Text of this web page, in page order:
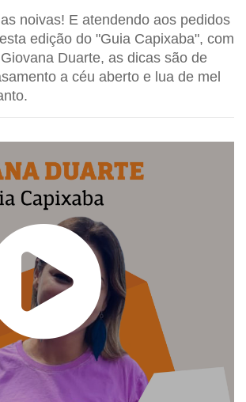
noivas! E atendendo aos pedidos
edição do "Guia Capixaba", com
Duarte, as dicas são de
a céu aberto e lua de mel